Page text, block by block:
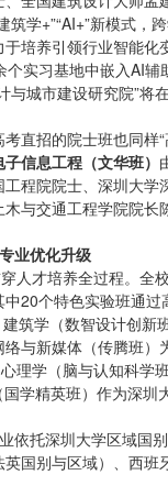
学+”“AI+”新模式
培养引领行业智能
实习基地中嵌入AI
与城市建设研究院”
直招的院士班也同样“
子信息工程（文华班）
工程院院士、深圳大
与交通工程学院院
业优化升级
人才培养全过程。
20个特色实验班通
筑学（数智设计创
与新媒体（传腾班
理学（脑与认知科
学精英班）作为深
依托深圳大学区域国
国别与区域）、西